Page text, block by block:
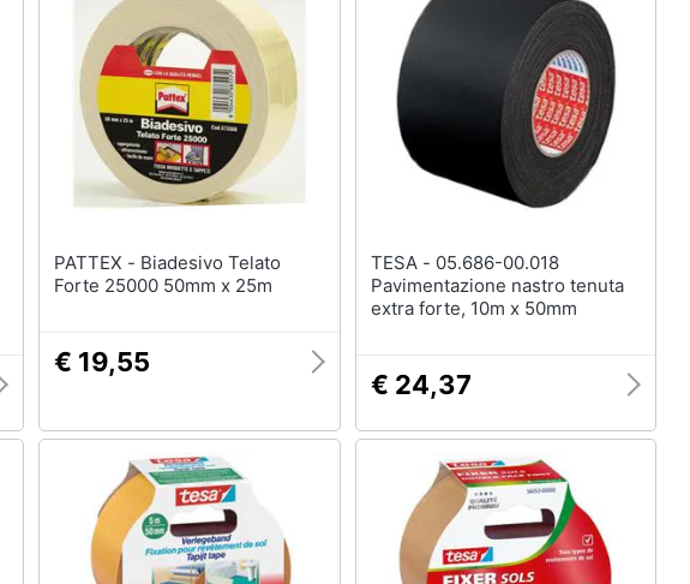
PATTEX - Biadesivo Telato
Forte 25000 50mm x 25m
€ 19,55
TESA - 05.686-00.018
Pavimentazione nastro tenuta
extra forte, 10m x 50mm
€ 24,37